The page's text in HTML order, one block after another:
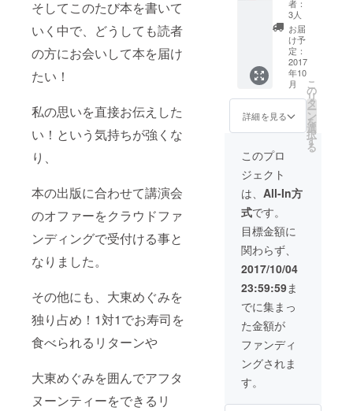
そしてこのたび本を書いて
いく中で、どうしても読者
の方にお会いして本を届け
たい！
私の思いを直接お伝えした
い！という気持ちが強くな
り、
本の出版に合わせて講演会
のオファーをクラウドファ
ンディングで受付ける事と
なりました。
その他にも、大東めぐみを
独り占め！1対1でお寿司を
食べられるリターンや
大東めぐみを囲んでアフタ
ヌーンティーをできるリ
ど詳細
は購入
後にお
知らせ
いたし
ます
レゼン
トしま
月６日
（金）
都内ホ
テルラ
ウンジ
にて ※1
限定 ※
お一人
プレゼ
ント
飲食代
込み ※
場所、
時間な
ど詳細
は購入
知らせ
いたし
ます
な場所
で、好
きな時
間に、
愛され
る仕事
を手に
入れる
本」10
冊をプ
トしま
す。
（お寿
司代込
み） 都
内高級
寿司店
にて大
東めぐ
みとの
サシめ
しをご
堪能く
ださい
※日程、
場所の
詳細は
購入
決定さ
る権
利 +
好きな
場所
で、好
きな時
間に、
愛され
る仕事
を手に
本（100
冊）」
大東め
ぐみ講
演会を
企画主
催でき
る権利
と著書
「好き
な場所
で、好
きな時
間に、
愛され
る仕事
を手に
入れる
レゼン
者：
3人
お届
け予
定：
2017
年10
月
詳細を見る
こ
の
リ
タ
ー
ン
を
選
択
す
る
このプロ
ジェクト
は、 All-In方
式です。
目標金額に
関わらず、
2017/10/04
23:59:59ま
でに集まっ
た金額が
ファンディ
ングされま
す。